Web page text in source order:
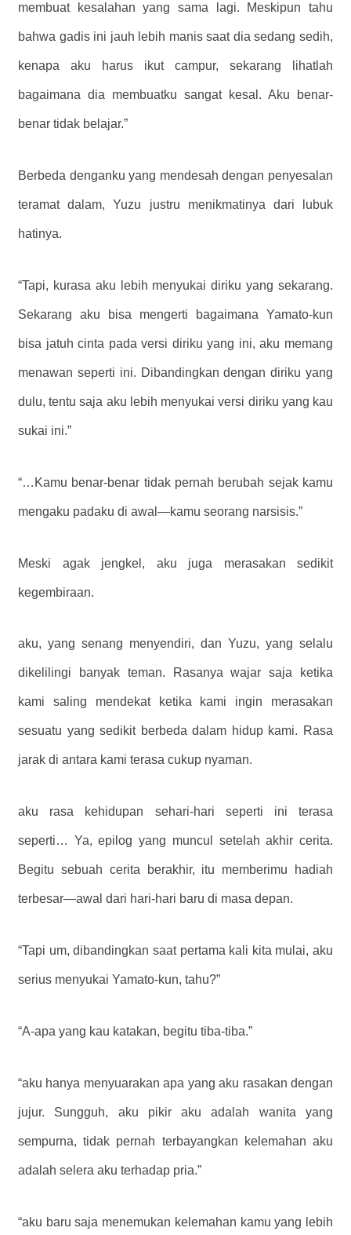
membuat kesalahan yang sama lagi. Meskipun tahu
bahwa gadis ini jauh lebih manis saat dia sedang sedih,
kenapa aku harus ikut campur, sekarang lihatlah
bagaimana dia membuatku sangat kesal. Aku benar-
benar tidak belajar.”
Berbeda denganku yang mendesah dengan penyesalan
teramat dalam, Yuzu justru menikmatinya dari lubuk
hatinya.
“Tapi, kurasa aku lebih menyukai diriku yang sekarang.
Sekarang aku bisa mengerti bagaimana Yamato-kun
bisa jatuh cinta pada versi diriku yang ini, aku memang
menawan seperti ini. Dibandingkan dengan diriku yang
dulu, tentu saja aku lebih menyukai versi diriku yang kau
sukai ini.”
“…Kamu benar-benar tidak pernah berubah sejak kamu
mengaku padaku di awal—kamu seorang narsisis.”
Meski agak jengkel, aku juga merasakan sedikit
kegembiraan.
aku, yang senang menyendiri, dan Yuzu, yang selalu
dikelilingi banyak teman. Rasanya wajar saja ketika
kami saling mendekat ketika kami ingin merasakan
sesuatu yang sedikit berbeda dalam hidup kami. Rasa
jarak di antara kami terasa cukup nyaman.
aku rasa kehidupan sehari-hari seperti ini terasa
seperti… Ya, epilog yang muncul setelah akhir cerita.
Begitu sebuah cerita berakhir, itu memberimu hadiah
terbesar—awal dari hari-hari baru di masa depan.
“Tapi um, dibandingkan saat pertama kali kita mulai, aku
serius menyukai Yamato-kun, tahu?”
“A-apa yang kau katakan, begitu tiba-tiba.”
“aku hanya menyuarakan apa yang aku rasakan dengan
jujur. Sungguh, aku pikir aku adalah wanita yang
sempurna, tidak pernah terbayangkan kelemahan aku
adalah selera aku terhadap pria.”
“aku baru saja menemukan kelemahan kamu yang lebih